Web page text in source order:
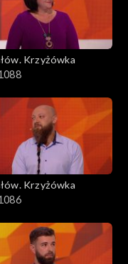
Krzyżówka
Krzyżówka